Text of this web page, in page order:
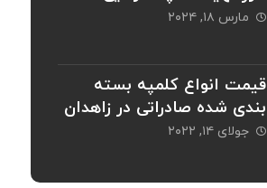
مارس ۱۸, ۲۰۲۴
قیمت انواع کلمپه بسته
بندی شده صادراتی در زاهدان
جولای ۱۴, ۲۰۲۲